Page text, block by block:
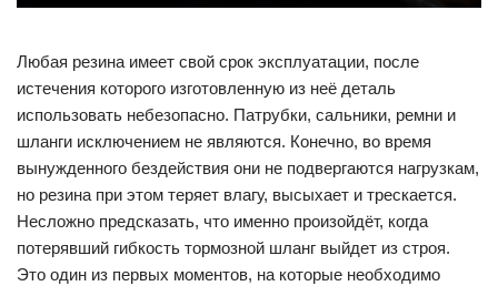
Любая резина имеет свой срок эксплуатации, после
истечения которого изготовленную из неё деталь
использовать небезопасно. Патрубки, сальники, ремни и
шланги исключением не являются. Конечно, во время
вынужденного бездействия они не подвергаются нагрузкам,
но резина при этом теряет влагу, высыхает и трескается.
Несложно предсказать, что именно произойдёт, когда
потерявший гибкость тормозной шланг выйдет из строя.
Это один из первых моментов, на которые необходимо